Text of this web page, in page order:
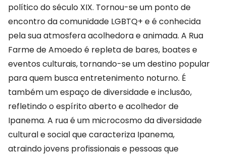
político do século XIX. Tornou-se um ponto de
encontro da comunidade LGBTQ+ e é conhecida
pela sua atmosfera acolhedora e animada. A Rua
Farme de Amoedo é repleta de bares, boates e
eventos culturais, tornando-se um destino popular
para quem busca entretenimento noturno. É
também um espaço de diversidade e inclusão,
refletindo o espírito aberto e acolhedor de
Ipanema. A rua é um microcosmo da diversidade
cultural e social que caracteriza Ipanema,
atraindo jovens profissionais e pessoas que